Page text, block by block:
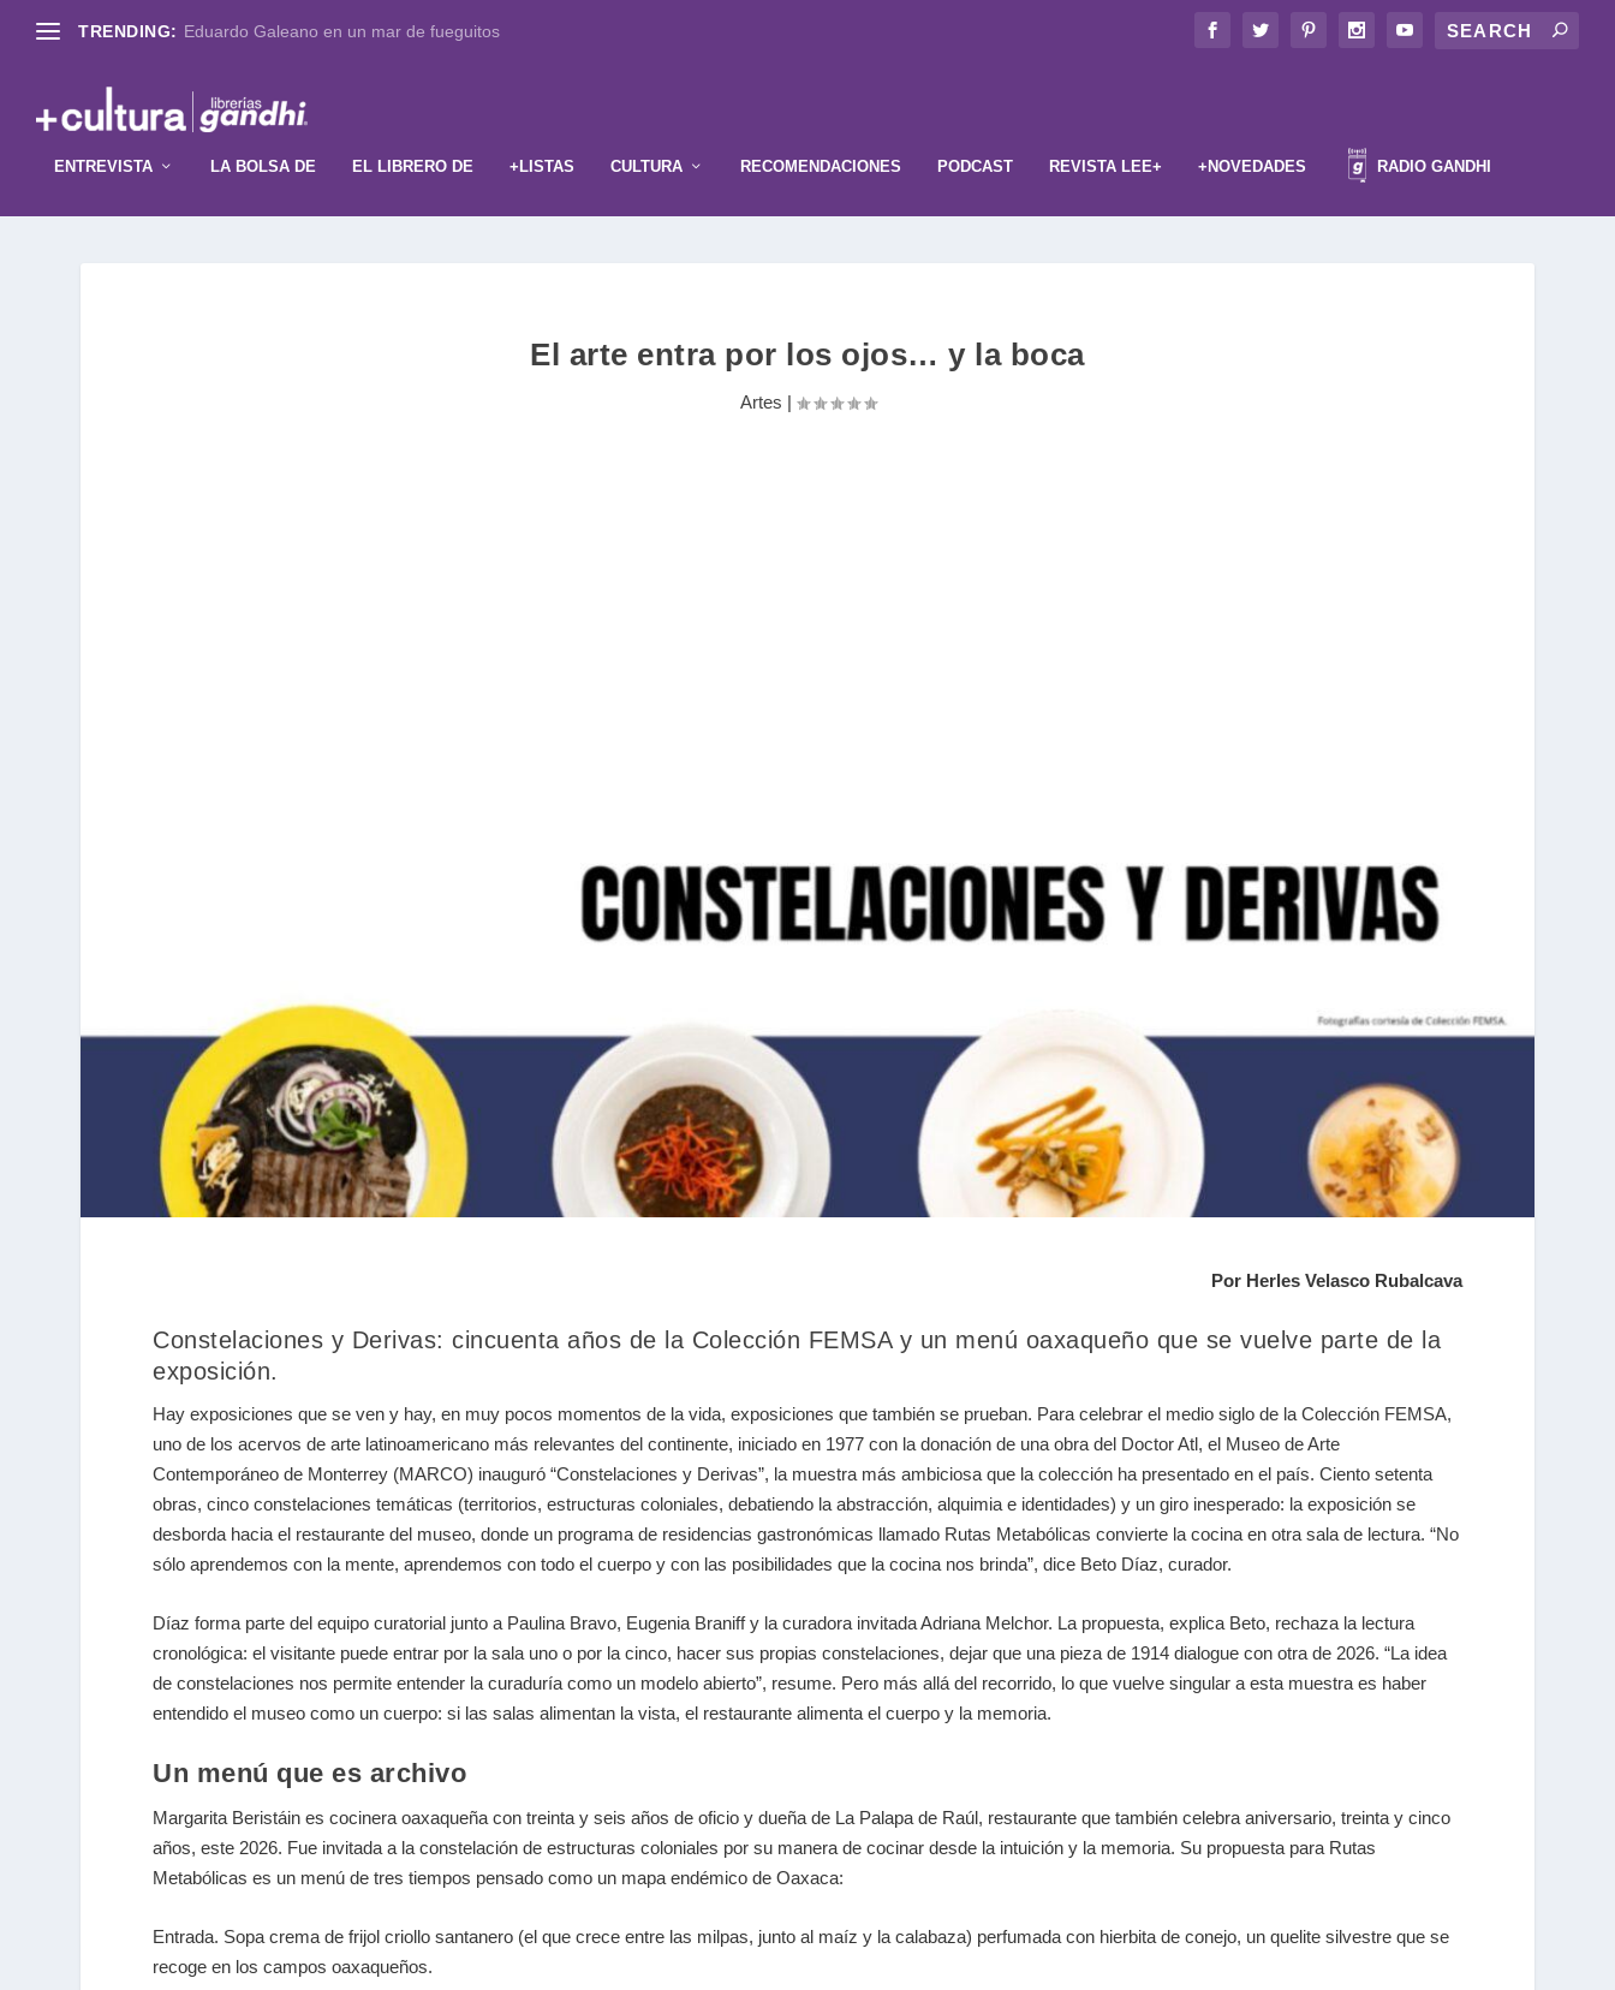
TRENDING: Eduardo Galeano en un mar de fueguitos
ENTREVISTA LA BOLSA DE EL LIBRERO DE +LISTAS CULTURA RECOMENDACIONES PODCAST REVISTA LEE+ +NOVEDADES RADIO GANDHI
El arte entra por los ojos… y la boca
Artes |
Por Herles Velasco Rubalcava
Constelaciones y Derivas: cincuenta años de la Colección FEMSA y un menú oaxaqueño que se vuelve parte de la
exposición.
Hay exposiciones que se ven y hay, en muy pocos momentos de la vida, exposiciones que también se prueban. Para celebrar el medio siglo de la Colección FEMSA,
uno de los acervos de arte latinoamericano más relevantes del continente, iniciado en 1977 con la donación de una obra del Doctor Atl, el Museo de Arte
Contemporáneo de Monterrey (MARCO) inauguró “Constelaciones y Derivas”, la muestra más ambiciosa que la colección ha presentado en el país. Ciento setenta
obras, cinco constelaciones temáticas (territorios, estructuras coloniales, debatiendo la abstracción, alquimia e identidades) y un giro inesperado: la exposición se
desborda hacia el restaurante del museo, donde un programa de residencias gastronómicas llamado Rutas Metabólicas convierte la cocina en otra sala de lectura. “No
sólo aprendemos con la mente, aprendemos con todo el cuerpo y con las posibilidades que la cocina nos brinda”, dice Beto Díaz, curador.
Díaz forma parte del equipo curatorial junto a Paulina Bravo, Eugenia Braniff y la curadora invitada Adriana Melchor. La propuesta, explica Beto, rechaza la lectura
cronológica: el visitante puede entrar por la sala uno o por la cinco, hacer sus propias constelaciones, dejar que una pieza de 1914 dialogue con otra de 2026. “La idea
de constelaciones nos permite entender la curaduría como un modelo abierto”, resume. Pero más allá del recorrido, lo que vuelve singular a esta muestra es haber
entendido el museo como un cuerpo: si las salas alimentan la vista, el restaurante alimenta el cuerpo y la memoria.
Un menú que es archivo
Margarita Beristáin es cocinera oaxaqueña con treinta y seis años de oficio y dueña de La Palapa de Raúl, restaurante que también celebra aniversario, treinta y cinco
años, este 2026. Fue invitada a la constelación de estructuras coloniales por su manera de cocinar desde la intuición y la memoria. Su propuesta para Rutas
Metabólicas es un menú de tres tiempos pensado como un mapa endémico de Oaxaca:
Entrada. Sopa crema de frijol criollo santanero (el que crece entre las milpas, junto al maíz y la calabaza) perfumada con hierbita de conejo, un quelite silvestre que se
recoge en los campos oaxaqueños.